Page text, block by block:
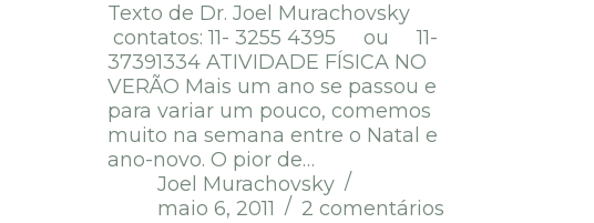
Texto de Dr. Joel Murachovsky
contatos: 11- 3255 4395 ou 11-
37391334 ATIVIDADE FÍSICA NO
VERÃO Mais um ano se passou e
para variar um pouco, comemos
muito na semana entre o Natal e
ano-novo. O pior de…
Joel Murachovsky
maio 6, 2011
2 comentários